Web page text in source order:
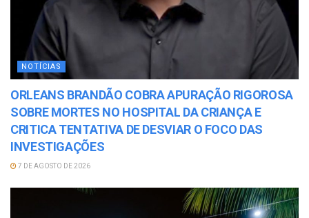
NOTÍCIAS
ORLEANS BRANDÃO COBRA APURAÇÃO RIGOROSA
SOBRE MORTES NO HOSPITAL DA CRIANÇA E
CRITICA TENTATIVA DE DESVIAR O FOCO DAS
INVESTIGAÇÕES
7 DE AGOSTO DE 2026